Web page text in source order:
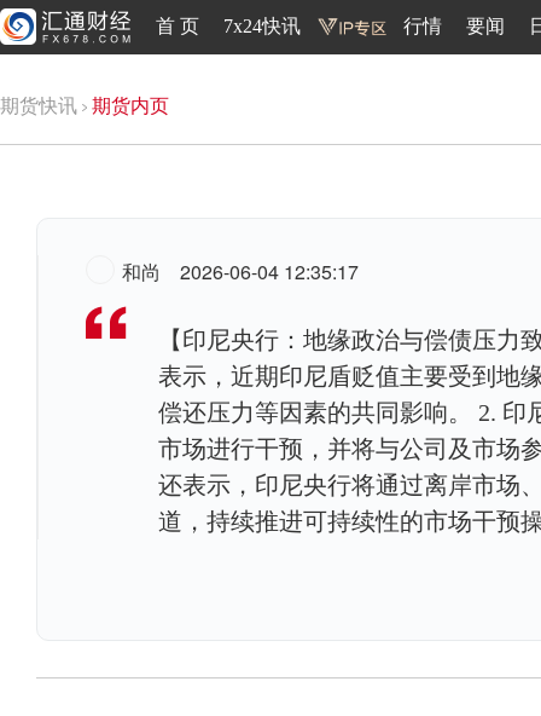
首 页 7x24快讯 行情 要闻
期货快讯 期货内页
和尚 2026-06-04 12:35:17
【印尼央行：地缘政治与偿债压力
表示，近期印尼盾贬值主要受到地
偿还压力等因素的共同影响。 2.
市场进行干预，并将与公司及市场
还表示，印尼央行将通过离岸市场
道，持续推进可持续性的市场干预